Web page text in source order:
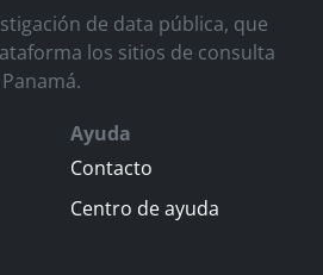
de data pública, que
los sitios de consulta
Ayuda
Contacto
Centro de ayuda